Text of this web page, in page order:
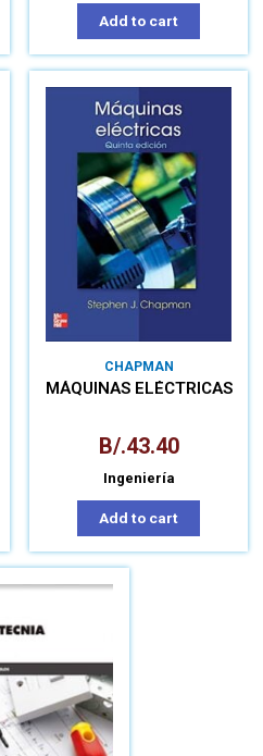
Add to cart
CHAPMAN
MÁQUINAS ELÉCTRICAS
B/.43.40
Ingeniería
Add to cart